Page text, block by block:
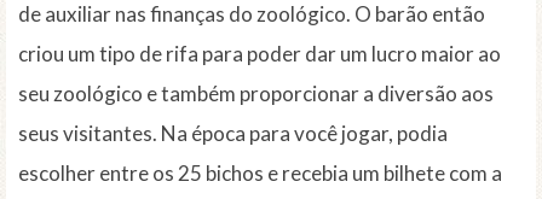
de auxiliar nas finanças do zoológico. O barão então
criou um tipo de rifa para poder dar um lucro maior ao
seu zoológico e também proporcionar a diversão aos
seus visitantes. Na época para você jogar, podia
escolher entre os 25 bichos e recebia um bilhete com a